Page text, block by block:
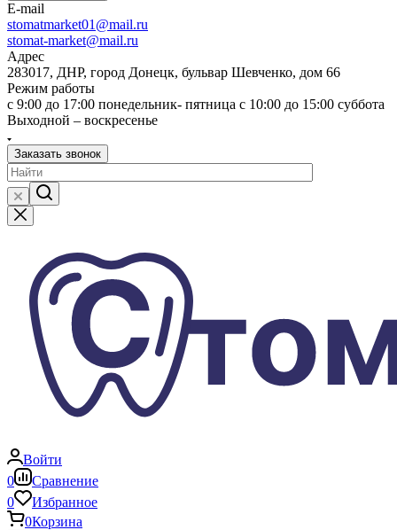
E-mail
stomatmarket01@mail.ru
stomat-market@mail.ru
Адрес
283017, ДНР, город Донецк, бульвар Шевченко, дом 66
Режим работы
с 9:00 до 17:00 понедельник- пятница с 10:00 до 15:00 суббота
Выходной – воскресенье
Заказать звонок
Войти
0
Сравнение
0
Избранное
0Корзина